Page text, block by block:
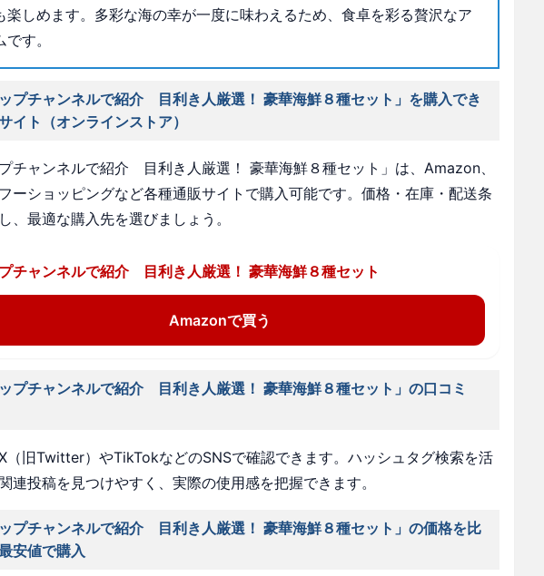
楽しめます。多彩な海の幸が一度に味わえるため、食卓を彩る贅沢なア
す。
ップチャンネルで紹介 目利き人厳選！ 豪華海鮮８種セット」を購入でき
イト（オンラインストア）
プチャンネルで紹介 目利き人厳選！ 豪華海鮮８種セット」は、Amazon、
ーショッピングなど各種通販サイトで購入可能です。価格・在庫・配送条
、最適な購入先を選びましょう。
チャンネルで紹介 目利き人厳選！ 豪華海鮮８種セット
Amazonで買う
ップチャンネルで紹介 目利き人厳選！ 豪華海鮮８種セット」の口コミ
（旧Twitter）やTikTokなどのSNSで確認できます。ハッシュタグ検索を活
連投稿を見つけやすく、実際の使用感を把握できます。
ップチャンネルで紹介 目利き人厳選！ 豪華海鮮８種セット」の価格を比
安値で購入